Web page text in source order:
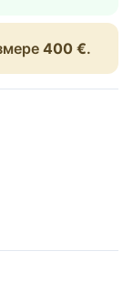
400 €.